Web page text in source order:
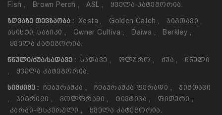
Fish , Brown Perch , ASL , Ყველა Კატეგორია.
ᲖᲦᲕᲐᲖᲔ ᲗᲔᲕᲖᲐᲝᲑᲐ : Xesta , Golden Catch ,
Ჯიგთავი,
Ასისტი, Საბიკი , Owner Cultiva , Daiwa , Berkley ,
Ყველა Კატეგორია.
ᲬᲜᲣᲚᲘ/ᲫᲣᲐ/ᲡᲐᲓᲐᲕᲔ : Სადავე , Ფლურო , Ძუა ,
Წნული
,
Ყველა Კატეგორია.
ᲡᲘᲛᲫᲘᲛᲔ : Ჩებურაშკა , Ჩებურაშკა Ფერადი ,
Ჯიგთავი
,
Ჯიგრიგი , Ვოლფრამი , Ტივტივა , Ფიდერი ,
Კარპი-Ფსკერული , Ყველა Კატეგორია.